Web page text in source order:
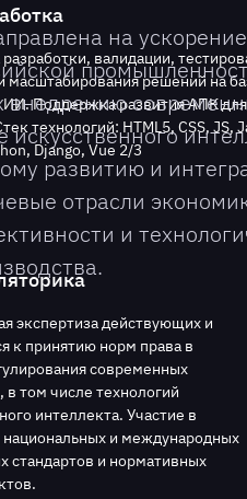
на
развитию и
отрасли
и
валидации,
масштабирования решений на
ИИ. Поддержка развития АПК для
технологий: HTML5, CSS, JS,
Django, Vue 2/3
экспертиза действующих и
к принятию норм права в
современных
в том числе технологий
интеллекта. Участие в
национальных и международных
стандартов и нормативных